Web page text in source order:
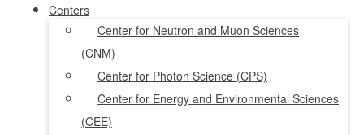
Centers
Center for Neutron and Muon Sciences
(CNM)
Center for Photon Science (CPS)
Center for Energy and Environmental Sciences
(CEE)